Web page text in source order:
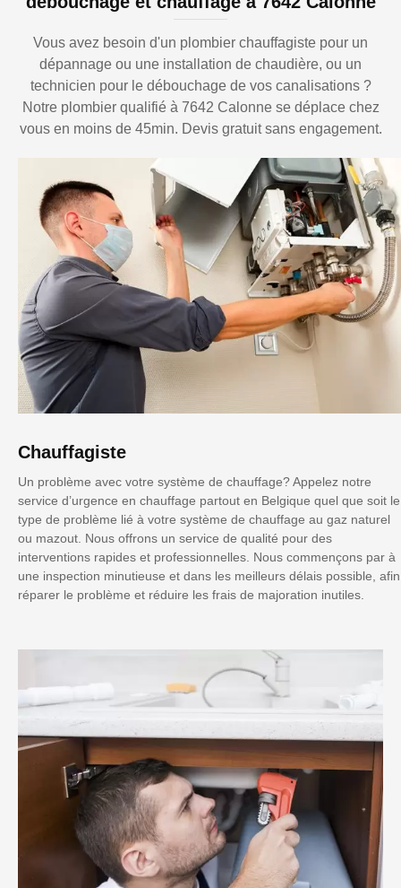
Vous avez besoin d'un plombier chauffagiste pour un
dépannage ou une installation de chaudière, ou un
technicien pour le débouchage de vos canalisations ?
Notre plombier qualifié à 7642 Calonne se déplace chez
vous en moins de 45min. Devis gratuit sans engagement.
Chauffagiste
Un problème avec votre système de chauffage? Appelez notre
service d’urgence en chauffage partout en Belgique quel que soit le
type de problème lié à votre système de chauffage au gaz naturel
ou mazout. Nous offrons un service de qualité pour des
interventions rapides et professionnelles. Nous commençons par à
une inspection minutieuse et dans les meilleurs délais possible, afin
réparer le problème et réduire les frais de majoration inutiles.